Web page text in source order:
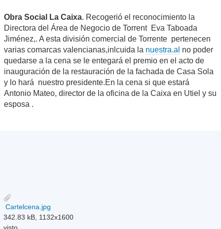
Obra Social La Caixa. Recogerió el reconocimiento la
Directora del Área de Negocio de Torrent Eva Taboada
Jiménez,. A esta división comercial de Torrente pertenecen
varias comarcas valencianas,inlcuida la nuestra.al no poder
quedarse a la cena se le entegará el premio en el acto de
inauguración de la restauración de la fachada de Casa Sola
y lo hará nuestro presidente.En la cena si que estará
Antonio Mateo, director de la oficina de la Caixa en Utiel y su
esposa .
Cartelcena.jpg
342.83 kB, 1132x1600